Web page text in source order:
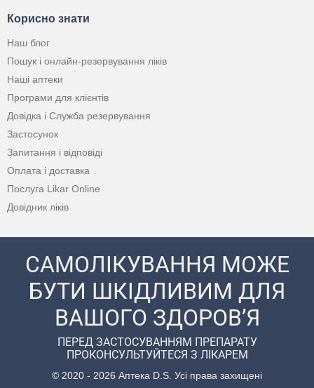
Корисно знати
Наш блог
Пошук і онлайн-резервування ліків
Наші аптеки
Програми для клієнтів
Довідка і Служба резервування
Застосунок
Запитання і відповіді
Оплата і доставка
Послуга Likar Online
Довідник ліків
САМОЛІКУВАННЯ МОЖЕ
БУТИ ШКІДЛИВИМ ДЛЯ
ВАШОГО ЗДОРОВ’Я
ПЕРЕД ЗАСТОСУВАННЯМ ПРЕПАРАТУ
ПРОКОНСУЛЬТУЙТЕСЯ З ЛІКАРЕМ
© 2020 - 2026 Аптека D.S. Усі права захищені